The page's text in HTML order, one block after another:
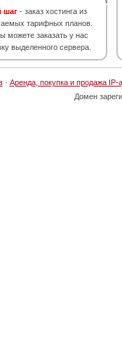
шаг - заказ хостинга из
тарифных планов.
можете заказать у нас
выделенного сервера.
· Аренда, покупка и продажа IP-
Домен